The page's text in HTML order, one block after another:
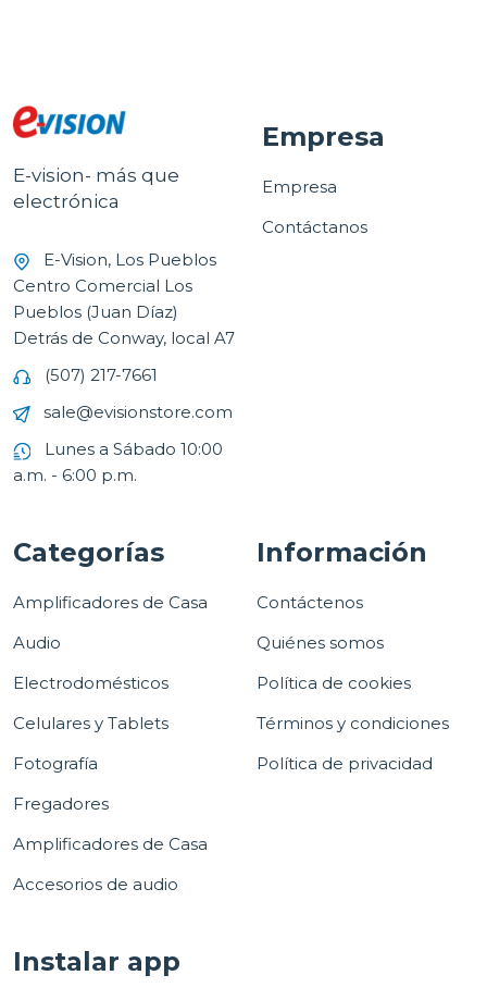
E-vision- más que
electrónica
E-Vision, Los Pueblos
Centro Comercial Los
Pueblos (Juan Díaz)
Detrás de Conway, local A7
(507) 217-7661
sale@evisionstore.com
Lunes a Sábado 10:00
a.m. - 6:00 p.m.
Empresa
Empresa
Contáctanos
Categorías
Amplificadores de Casa
Audio
Electrodomésticos
Celulares y Tablets
Fotografía
Fregadores
Amplificadores de Casa
Accesorios de audio
Información
Contáctenos
Quiénes somos
Política de cookies
Términos y condiciones
Política de privacidad
Instalar app